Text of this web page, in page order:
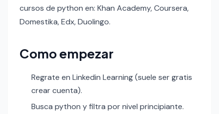
cursos de python en: Khan Academy, Coursera,
Domestika, Edx, Duolingo.
Como empezar
Regrate en Linkedin Learning (suele ser gratis
crear cuenta).
Busca python y filtra por nivel principiante.